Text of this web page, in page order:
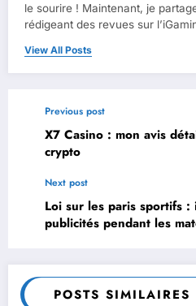
le sourire ! Maintenant, je
rédigeant des revues sur
View All Posts
Previous post
X7 Casino : mon avis
crypto
Next post
Loi sur les paris sportifs
publicités pendant les
POSTS SIMILAIRES